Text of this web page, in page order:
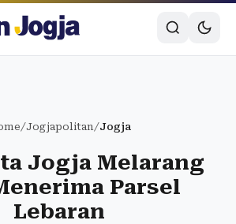
/Jogjapolitan/Jogja
Jogja Melarang
Parsel
Lebaran